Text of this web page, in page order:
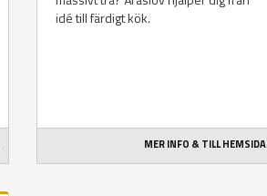
idé till färdigt kök.
MER INFO & TILL HEMSIDA